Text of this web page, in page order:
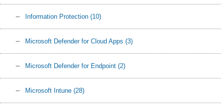
Information Protection (10)
Microsoft Defender for Cloud Apps (3)
Microsoft Defender for Endpoint (2)
Microsoft Intune (28)